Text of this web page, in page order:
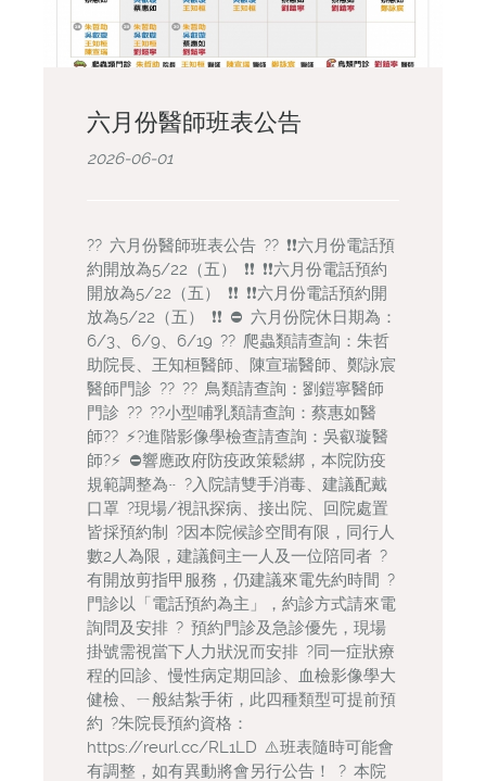
六月份醫師班表公告
2026-06-01
?? 六月份醫師班表公告 ?? ❗️❗️六月份電話預
約開放為5/22（五） ❗️❗️ ❗️❗️六月份電話預約
開放為5/22（五） ❗️❗️ ❗️❗️六月份電話預約開
放為5/22（五） ❗️❗️ ⛔️ 六月份院休日期為：
6/3、6/9、6/19 ?? 爬蟲類請查詢：朱哲
助院長、王知桓醫師、陳宣瑞醫師、鄭詠宸
醫師門診 ?? ?? 鳥類請查詢：劉鎧寧醫師
門診 ?? ??小型哺乳類請查詢：蔡惠如醫
師??️ ⚡️?進階影像學檢查請查詢：吳叡璇醫
師?⚡️ ⛔️響應政府防疫政策鬆綁，本院防疫
規範調整為~ ?入院請雙手消毒、建議配戴
口罩 ?現場/視訊探病、接出院、回院處置
皆採預約制 ?因本院候診空間有限，同行人
數2人為限，建議飼主一人及一位陪同者 ?
有開放剪指甲服務，仍建議來電先約時間 ?
門診以「電話預約為主」，約診方式請來電
詢問及安排 ? 預約門診及急診優先，現場
掛號需視當下人力狀況而安排 ?同一症狀療
程的回診、慢性病定期回診、血檢影像學大
健檢、ㄧ般結紮手術，此四種類型可提前預
約 ?朱院長預約資格：
https://reurl.cc/RL1LD ⚠️班表隨時可能會
有調整，如有異動將會另行公告！ ? 本院